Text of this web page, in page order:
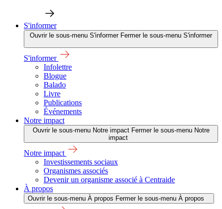
S'informer
Ouvrir le sous-menu S'informer Fermer le sous-menu S'informer
S'informer
Infolettre
Blogue
Balado
Livre
Publications
Événements
Notre impact
Ouvrir le sous-menu Notre impact Fermer le sous-menu Notre
impact
Notre impact
Investissements sociaux
Organismes associés
Devenir un organisme associé à Centraide
À propos
Ouvrir le sous-menu À propos Fermer le sous-menu À propos